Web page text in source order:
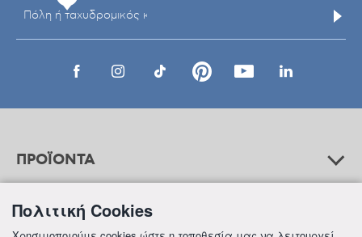
ΠΡΟΪΟΝΤΑ
ΒΟΗΘΕΙΑ
Πολιτική Cookies